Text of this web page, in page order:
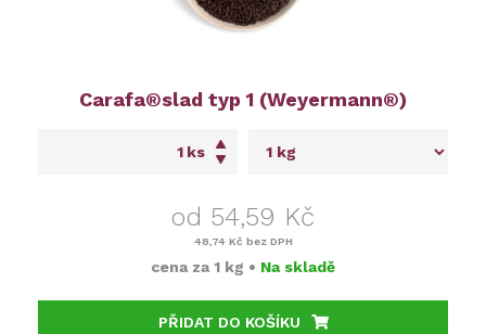
Carafa®slad typ 1 (Weyermann®)
ks
od 54,59 Kč
48,74 Kč bez DPH
cena za 1 kg • Na skladě
PŘIDAT DO KOŠÍKU